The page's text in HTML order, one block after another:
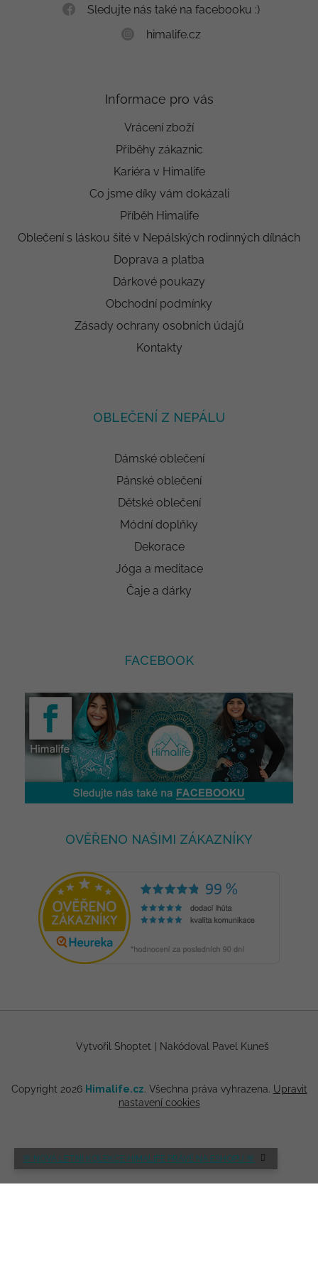
🌸 NOVÁ LETNÍ KOLEKCE HIMALIFE PRÁVĚ NA ESHOPU 🌸
Sledujte nás také na facebooku :)
himalife.cz
Informace pro vás
Vrácení zboží
Příběhy zákaznic
Kariéra v Himalife
Co jsme díky vám dokázali
Příběh Himalife
Oblečení s láskou šité v Nepálských rodinných dílnách
Doprava a platba
Dárkové poukazy
Obchodní podmínky
Zásady ochrany osobních údajů
Kontakty
OBLEČENÍ Z NEPÁLU
Dámské oblečení
Pánské oblečení
Dětské oblečení
Módní doplňky
Dekorace
Jóga a meditace
Čaje a dárky
FACEBOOK
OVĚŘENO NAŠIMI ZÁKAZNÍKY
Vytvořil Shoptet Nakódoval Pavel Kuneš
Copyright 2026 Himalife.cz. Všechna práva vyhrazena. Upravit
nastavení cookies